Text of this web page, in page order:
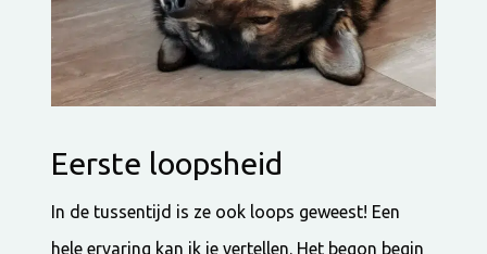
Eerste loopsheid
In de tussentijd is ze ook loops geweest! Een
hele ervaring kan ik je vertellen. Het begon begin